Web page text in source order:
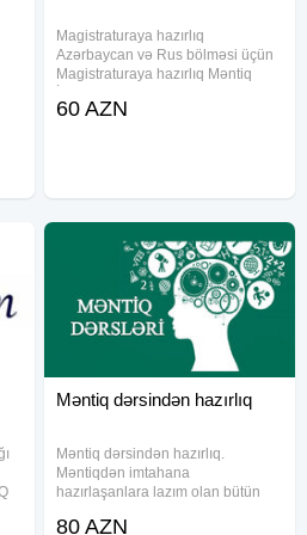
Magistraturaya hazırlıq
Azərbaycan və Rus bölməsi üçün
Magistraturaya hazırlıq Məntiq
İngilis) Dərslərin anlaşılan, dəqiq
60 AZN
Məntiq dərsindən hazırlıq
Məntiq dərsindən hazırlıq.
Məntiqdən imtahana
hazırlaşanlara lazım olan bütün
kursumuza qatılmaqla təcrübəli
80 AZN